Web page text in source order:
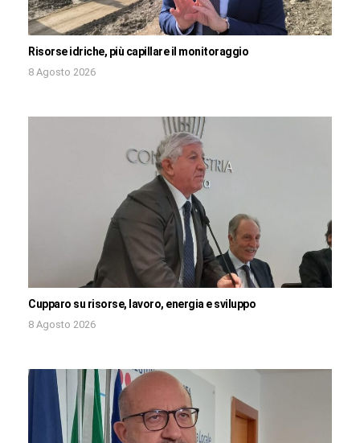
Risorse idriche, più capillare il monitoraggio
8 Agosto 2026
Cupparo su risorse, lavoro, energia e sviluppo
8 Agosto 2026